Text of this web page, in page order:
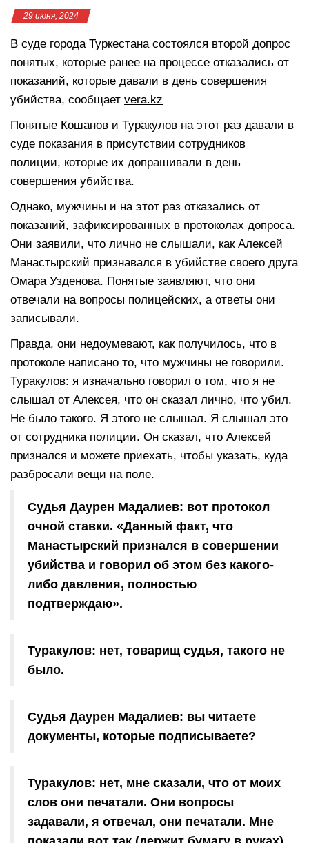
29 июня, 2024
В суде города Туркестана состоялся второй допрос
понятых, которые ранее на процессе отказались от
показаний, которые давали в день совершения
убийства, сообщает vera.kz
Понятые Кошанов и Туракулов на этот раз давали в
суде показания в присутствии сотрудников
полиции, которые их допрашивали в день
совершения убийства.
Однако, мужчины и на этот раз отказались от
показаний, зафиксированных в протоколах допроса.
Они заявили, что лично не слышали, как Алексей
Манастырский признавался в убийстве своего друга
Омара Узденова. Понятые заявляют, что они
отвечали на вопросы полицейских, а ответы они
записывали.
Правда, они недоумевают, как получилось, что в
протоколе написано то, что мужчины не говорили.
Туракулов: я изначально говорил о том, что я не
слышал от Алексея, что он сказал лично, что убил.
Не было такого. Я этого не слышал. Я слышал это
от сотрудника полиции. Он сказал, что Алексей
признался и можете приехать, чтобы указать, куда
разбросали вещи на поле.
Судья Даурен Мадалиев: вот протокол
очной ставки. «Данный факт, что
Манастырский признался в совершении
убийства и говорил об этом без какого-
либо давления, полностью
подтверждаю».
Туракулов: нет, товарищ судья, такого не
было.
Судья Даурен Мадалиев: вы читаете
документы, которые подписываете?
Туракулов: нет, мне сказали, что от моих
слов они печатали. Они вопросы
задавали, я отвечал, они печатали. Мне